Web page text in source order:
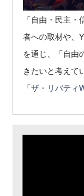
「自由・民主
者への取材や、
を通じ、「自由
きたいと考えて
「ザ・リバテ